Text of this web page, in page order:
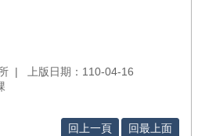
上版日期：110-04-16
回上一頁 回最上面